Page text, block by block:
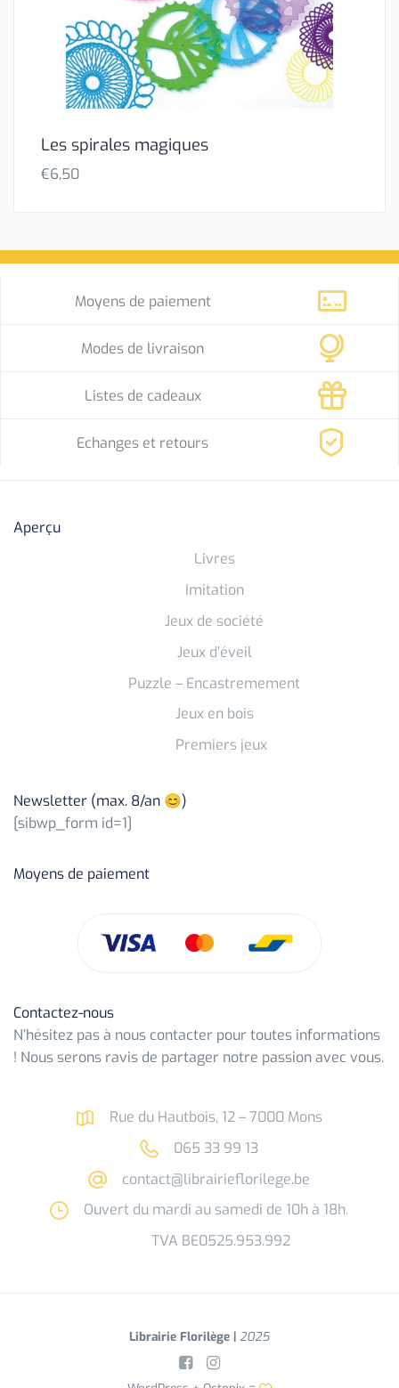
Les spirales magiques
€6,50
Moyens de paiement
Modes de livraison
Listes de cadeaux
Echanges et retours
Aperçu
Livres
Imitation
Jeux de société
Jeux d’éveil
Puzzle – Encastremement
Jeux en bois
Premiers jeux
Newsletter (max. 8/an 😊)
[sibwp_form id=1]
Moyens de paiement
Contactez-nous
N’hésitez pas à nous contacter pour toutes informations
! Nous serons ravis de partager notre passion avec vous.
Rue du Hautbois, 12 – 7000 Mons
065 33 99 13
contact@librairieflorilege.be
Ouvert du mardi au samedi de 10h à 18h.
TVA BE0525.953.992
Librairie Florilège | 2025